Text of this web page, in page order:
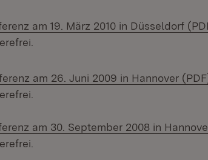
am 19. März 2010 in Düsseldorf
am 26. Juni 2009 in Hannover
am 30. September 2008 in